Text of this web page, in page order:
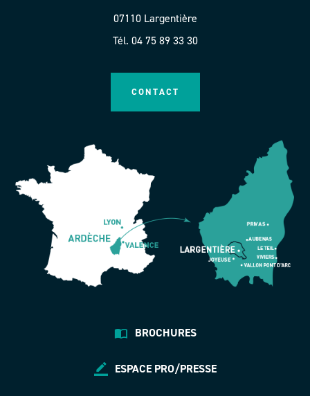
07110 Largentière
Tél. 04 75 89 33 30
CONTACT
BROCHURES
ESPACE PRO/PRESSE